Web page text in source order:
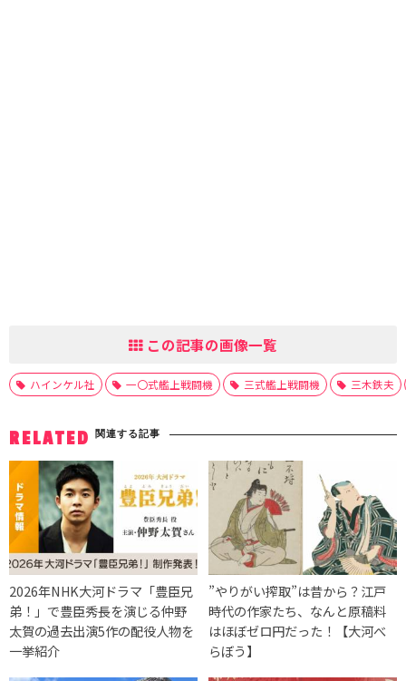
この記事の画像一覧
ハインケル社 一〇式艦上戦闘機 三式艦上戦闘機 三木鉄夫
RELATED 関連する記事
2026年NHK大河ドラマ「豊臣兄
弟！」で豊臣秀長を演じる仲野
太賀の過去出演5作の配役人物を
一挙紹介
”やりがい搾取”は昔から？江戸
時代の作家たち、なんと原稿料
はほぼゼロ円だった！【大河べ
らぼう】